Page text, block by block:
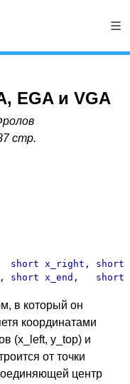
EGA и VGA
стр.
short x_right, short
short x_end,   short
в который он
координатами
(x_left, y_top) и
от точки
центр